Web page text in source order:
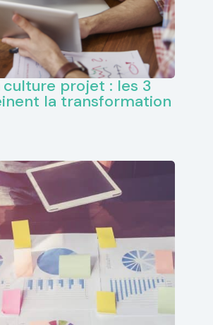
projet : les 3
la transformation